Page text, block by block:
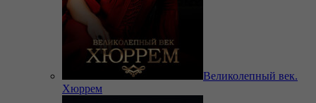
Великолепный век.
Хюррем